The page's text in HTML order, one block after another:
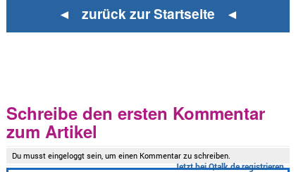
◄ zurück zur Startseite ◄
Schreibe den ersten Kommentar
zum Artikel